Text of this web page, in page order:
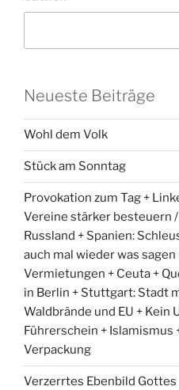
Neueste Beiträge
Wohl dem Volk
Stück am Sonntag
Provokation zum Tag +
Vereine stärker besteuern
Russland + Spanien:
auch mal wieder was
Vermietungen + Ceuta +
in Berlin + Stuttgart: Stadt
Waldbrände und EU + Kein
Führerschein + Islamismus
Verpackung
Verzerrtes Ebenbild Gottes